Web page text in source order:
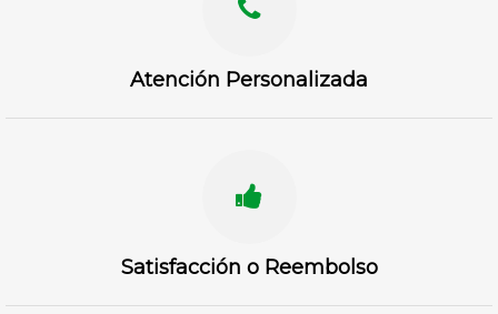
Atención Personalizada
Satisfacción o Reembolso